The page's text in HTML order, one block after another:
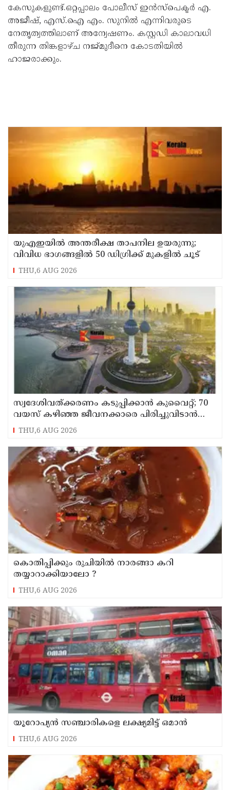
കേസുകളുണ്ട്.ഒറ്റപ്പാലം പോലീസ് ഇന്‍സ്‌പെക്ടര്‍ എ.
അജീഷ്, എസ്.ഐ എം. സുനില്‍ എന്നിവരുടെ
നേതൃത്വത്തിലാണ് അന്വേഷണം. കസ്റ്റഡി കാലാവധി
തീരുന്ന തിങ്കളാഴ്ച നജ്മുദീനെ കോടതിയില്‍
ഹാജരാക്കും.
യുഎഇയില്‍ അന്തരീക്ഷ താപനില ഉയരുന്നു;
വിവിധ ഭാഗങ്ങളില്‍ 50 ഡിഗ്രിക്ക് മുകളില്‍ ചൂട്
THU,6 AUG 2026
സ്വദേശിവത്ക്കരണം കടുപ്പിക്കാന്‍ കുവൈറ്റ്; 70
വയസ് കഴിഞ്ഞ ജീവനക്കാരെ പിരിച്ചുവിടാന്‍
തീരുമാനം
THU,6 AUG 2026
കൊതിപ്പിക്കും രുചിയിൽ നാരങ്ങാ കറി
തയ്യാറാക്കിയാലോ ?
THU,6 AUG 2026
യൂറോപ്യന്‍ സഞ്ചാരികളെ ലക്ഷ്യമിട്ട് ഒമാന്‍
THU,6 AUG 2026